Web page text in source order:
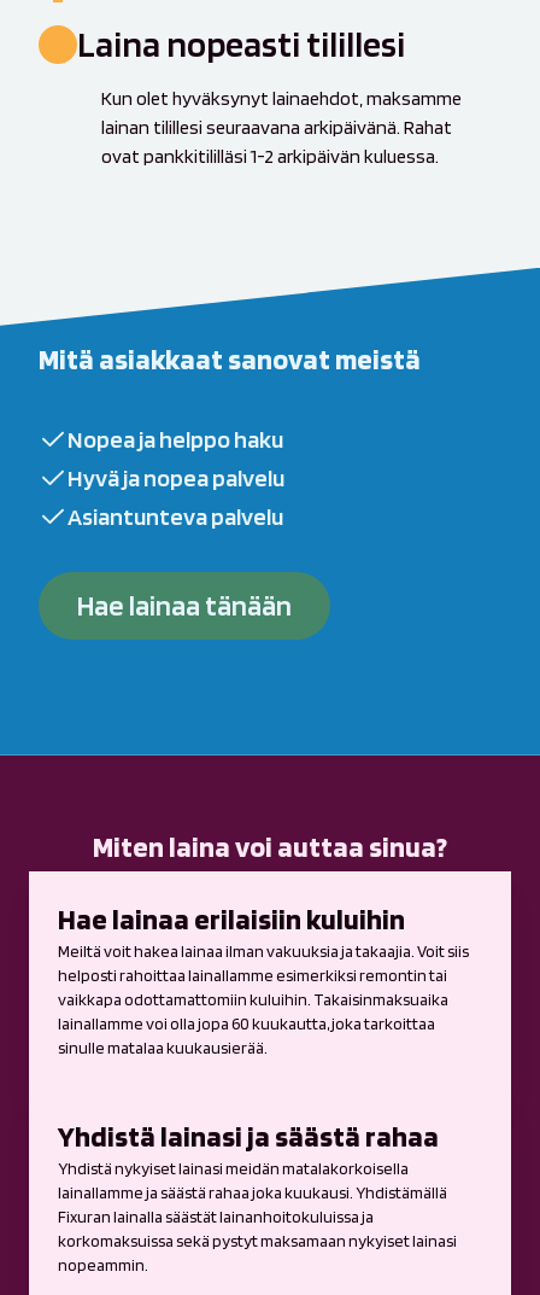
Laina nopeasti tilillesi
Kun olet hyväksynyt lainaehdot, maksamme
lainan tilillesi seuraavana arkipäivänä. Rahat
ovat pankkitililläsi 1-2 arkipäivän kuluessa.
Mitä asiakkaat sanovat meistä
Nopea ja helppo haku
Hyvä ja nopea palvelu
Asiantunteva palvelu
Hae lainaa tänään
Miten laina voi auttaa sinua?
Hae lainaa erilaisiin kuluihin
Meiltä voit hakea lainaa ilman vakuuksia ja takaajia. Voit siis
helposti rahoittaa lainallamme esimerkiksi remontin tai
vaikkapa odottamattomiin kuluihin. Takaisinmaksuaika
lainallamme voi olla jopa 60 kuukautta, joka tarkoittaa
sinulle matalaa kuukausierää.
Yhdistä lainasi ja säästä rahaa
Yhdistä nykyiset lainasi meidän matalakorkoisella
lainallamme ja säästä rahaa joka kuukausi. Yhdistämällä
Fixuran lainalla säästät lainanhoitokuluissa ja
korkomaksuissa sekä pystyt maksamaan nykyiset lainasi
nopeammin.